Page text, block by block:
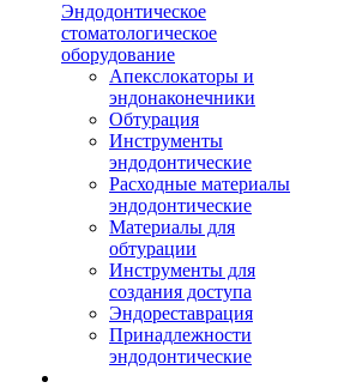
Эндодонтическое
стоматологическое
оборудование
Апекслокаторы и
эндонаконечники
Обтурация
Инструменты
эндодонтические
Расходные материалы
эндодонтические
Материалы для
обтурации
Инструменты для
создания доступа
Эндореставрация
Принадлежности
эндодонтические